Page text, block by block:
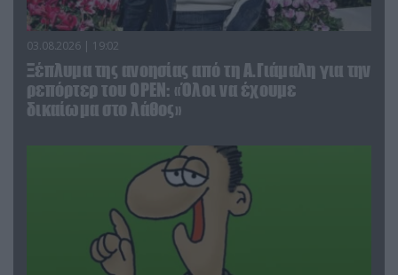
03.08.2026 | 19:02
Ξέπλυμα της ανοησίας από τη Α.Γιάμαλη για την
ρεπόρτερ του ΟΡΕΝ: «Όλοι να έχουμε
δικαίωμα στο λάθος»